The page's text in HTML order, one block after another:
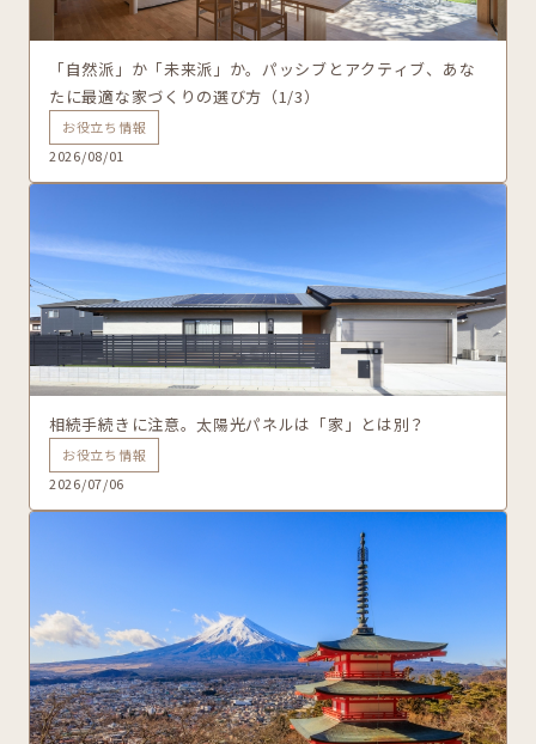
「自然派」か「未来派」か。パッシブとアクティブ、あな
たに最適な家づくりの選び方（1/3）
お役立ち情報
2026/08/01
相続手続きに注意。太陽光パネルは「家」とは別？
お役立ち情報
2026/07/06